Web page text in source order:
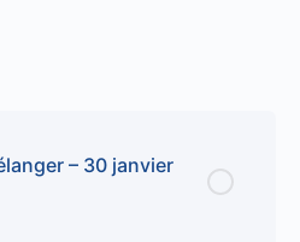
– 30 janvier